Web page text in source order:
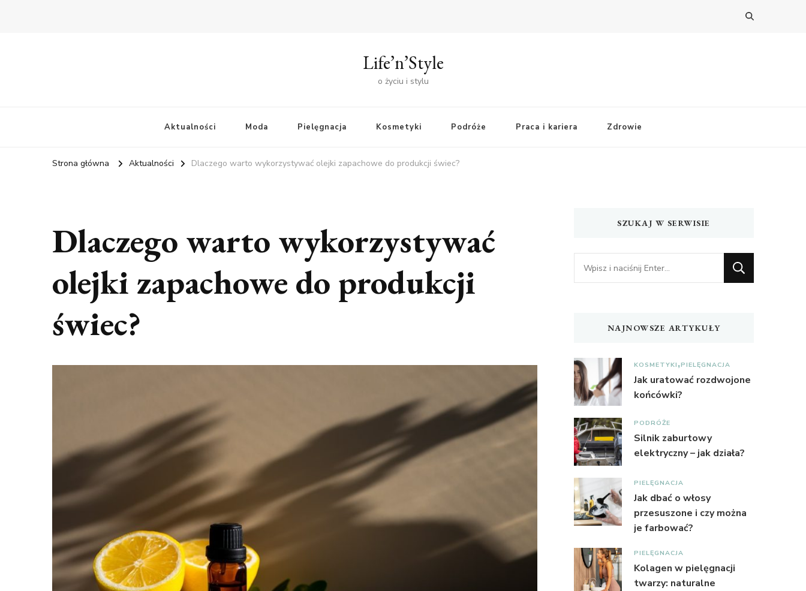
Life’n’Style
o życiu i stylu
Aktualności Moda Pielęgnacja Kosmetyki Podróże Praca i kariera Zdrowie
Strona główna Aktualności Dlaczego warto wykorzystywać olejki zapachowe do produkcji świec?
Dlaczego warto wykorzystywać
olejki zapachowe do produkcji
świec?
SZUKAJ W SERWISIE
Szukasz
czegoś?
NAJNOWSZE ARTYKUŁY
KOSMETYKI PIELĘGNACJA
Jak uratować rozdwojone
końcówki?
PODRÓŻE
Silnik zaburtowy
elektryczny – jak działa?
PIELĘGNACJA
Jak dbać o włosy
przesuszone i czy można
je farbować?
PIELĘGNACJA
Kolagen w pielęgnacji
twarzy: naturalne